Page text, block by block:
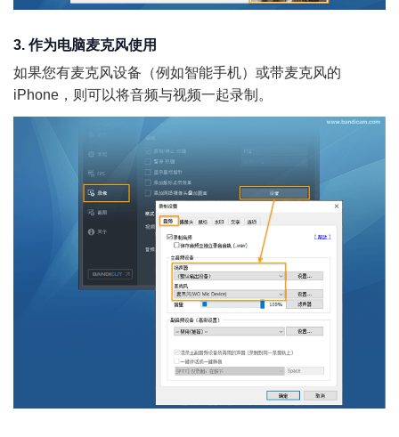
3. 作为电脑麦克风使用
如果您有麦克风设备（例如智能手机）或带麦克风的
iPhone，则可以将音频与视频一起录制。